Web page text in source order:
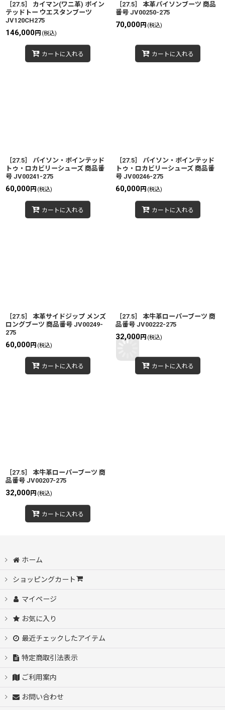
［27.5］ カイマン(ワニ革) ポイン
テッドトー ウエスタンブーツ
JV120CH275
146,000円 (税込)
カートに入れる
［27.5］ 本革パイソンブーツ 商品
番号 JV00250-275
70,000円 (税込)
カートに入れる
［27.5］ パイソン・ポインテッド
トゥ・ロカビリーシューズ 商品番
号 JV00241-275
60,000円 (税込)
カートに入れる
［27.5］ パイソン・ポインテッド
トゥ・ロカビリーシューズ 商品番
号 JV00246-275
60,000円 (税込)
カートに入れる
［27.5］ 本革サイドジップ メンズ
ロングブーツ 商品番号 JV00249-
275
60,000円 (税込)
カートに入れる
［27.5］ 本牛革ローパーブーツ 商
品番号 JV00222-275
32,000円 (税込)
カートに入れる
［27.5］ 本牛革ローパーブーツ 商
品番号 JV00207-275
32,000円 (税込)
カートに入れる
ホーム
ショッピングカート
マイページ
お気に入り
最近チェックしたアイテム
特定商取引法表示
ご利用案内
お問い合わせ